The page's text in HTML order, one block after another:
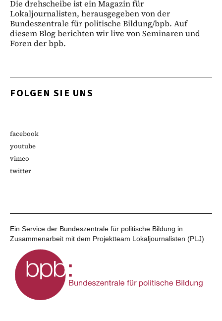
Die drehscheibe ist ein Magazin für
Lokaljournalisten, herausgegeben von der
Bundeszentrale für politische Bildung/bpb. Auf
diesem Blog berichten wir live von Seminaren und
Foren der bpb.
FOLGEN SIE UNS
facebook
youtube
vimeo
twitter
Ein Service der Bundeszentrale für politische Bildung in
Zusammenarbeit mit dem Projektteam Lokaljournalisten (PLJ)